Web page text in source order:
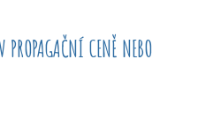
CENĚ NEBO